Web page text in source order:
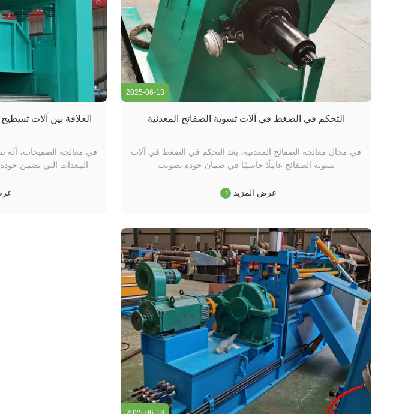
2025-06-13
التحكم في الضغط في آلات تسوية الصفائح المعدنية
في مجال معالجة الصفائح المعدنية، يعد التحكم في الضغط في آلات
تسوية الصفائح عاملًا حاسمًا في ضمان جودة تصويب
بشكل فعال، بل تمنع أيضًا مشاكل مثل الخدوش السطحية والشقوق
عرض المزيد
العلاقة بين آلات
في معالجة الصفيحات،
المعدات التي تضمن جودة
للمواد التي تتطلب